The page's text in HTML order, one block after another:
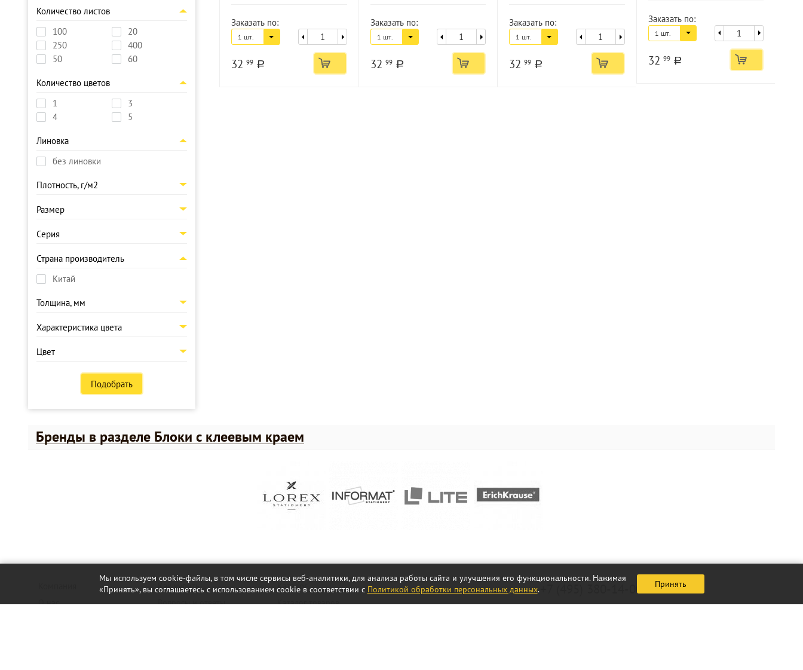
Количество листов
100
20
250
400
50
60
Количество цветов
1
3
4
5
Линовка
без линовки
Плотность, г/м2
Размер
Серия
Страна производитель
Китай
Толщина, мм
Характеристика цвета
Цвет
Подобрать
Заказать по:
1 шт.
32 99 a
Заказать по:
1 шт.
32 99 a
Заказать по:
1 шт.
32 99 a
Заказать по:
1 шт.
32 99 a
Бренды в разделе Блоки с клеевым краем
О нас
Как купить
Вопросы и ответы
Каталог
Каталог товаров
+7 (495) 380-14-00
Мы используем cookie-файлы, в том числе сервисы веб-аналитики, для анализа работы сайта и улучшения его функциональности. Нажимая
«Принять», вы соглашаетесь с использованием cookie в соответствии с Политикой обработки персональных данных. Принять